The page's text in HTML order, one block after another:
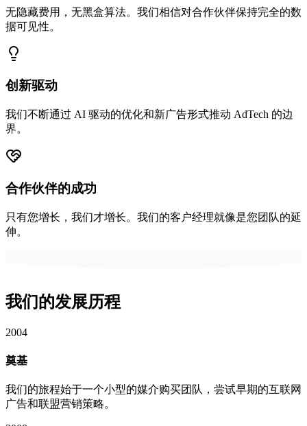
无隐藏费用，无黑盒算法。我们相信对合作伙伴保持完全的数
据可见性。
创新驱动
我们不断通过 AI 驱动的优化和新广告形式推动 AdTech 的边
界。
合作伙伴的成功
只有您增长，我们才增长。我们的客户经理就像是您团队的延
伸。
我们的发展历程
2004
奠基
我们的旅程始于一个小型的媒介购买团队，尝试早期的互联网
广告和联盟营销策略。